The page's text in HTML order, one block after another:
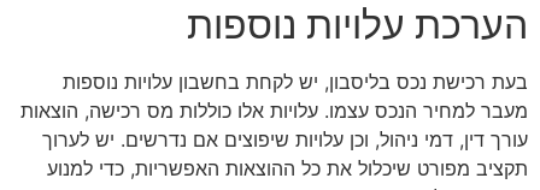
הערכת עלויות נוספות
בעת רכישת נכס בליסבון, יש לקחת בחשבון עלויות נוספות
מעבר למחיר הנכס עצמו. עלויות אלו כוללות מס רכישה, הוצאות
עורך דין, דמי ניהול, וכן עלויות שיפוצים אם נדרשים. יש לערוך
תקציב מפורט שיכלול את כל ההוצאות האפשריות, כדי למנוע